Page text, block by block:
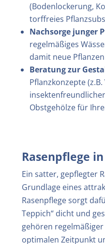
(Bodenlockerung,
torffreies
Nachsorge junger
regelmäßiges
damit neue
Beratung zur
Pflanzkonzepte
Obstgehölze für
Rasenpflege in
Ein satter, gepflegter
Grundlage eines
Rasenpflege sorgt
Teppich“ dicht und
gehören
optimalen Zeitpunkt